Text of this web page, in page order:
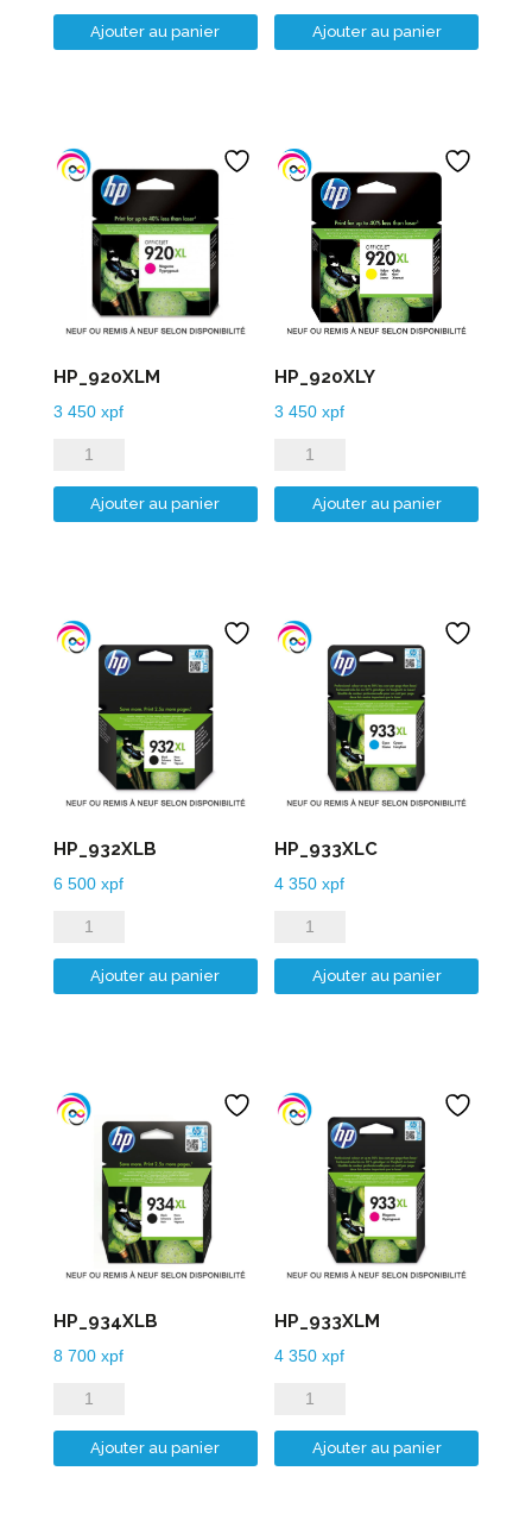
de
HP_920XLB
Ajouter au panier
de
HP_920XLC
Ajouter au panier
HP_920XLM
3 450 xpf
quantité
de
HP_920XLM
Ajouter au panier
HP_920XLY
3 450xpf
quantité
de
HP_920XLY
Ajouter au panier
HP_932XLB
6 500 xpf
quantité
de
HP_932XLB
Ajouter au panier
HP_933XLC
4 350xpf
quantité
de
HP_933XLC
Ajouter au panier
HP_934XLB
8 700 xpf
quantité
de
HP_934XLB
Ajouter au panier
HP_933XLM
4 350xpf
quantité
de
HP_933XLM
Ajouter au panier